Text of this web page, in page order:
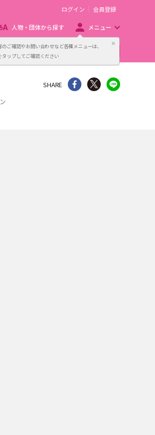
のご確認やお問い合わせなど各種メニューは、
タップしてご確認ください
閉じる
ログイン 会員登録
人物・団体から探す メニュー
主催者向け販売サービス
SHARE シェア Twitter